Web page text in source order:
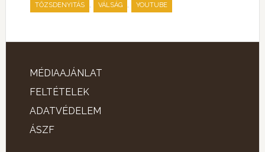
TŐZSDENYITÁS , VÁLSÁG , YOUTUBE
MÉDIAAJÁNLAT
FELTÉTELEK
ADATVÉDELEM
ÁSZF